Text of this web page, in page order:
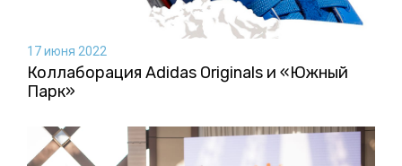
17 июня 2022
Коллаборация Аdidas Originals и «Южный
Парк»